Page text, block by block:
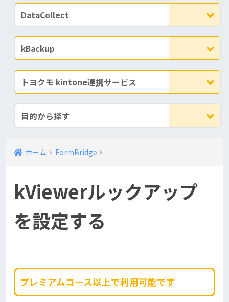
DataCollect
kBackup
トヨクモ kintone連携サービス
目的から探す
ホーム FormBridge
kViewerルックアップ
を設定する
プレミアムコース以上で利用可能です